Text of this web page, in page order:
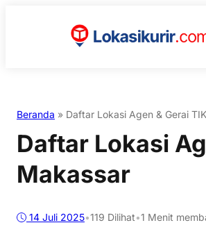
Beranda » Daftar Lokasi Agen & Gerai
Daftar Lokasi
Makassar
14 Juli 2025•119 Dilihat•1 Menit